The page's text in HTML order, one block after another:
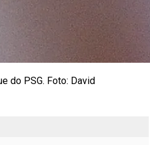
do PSG. Foto: David